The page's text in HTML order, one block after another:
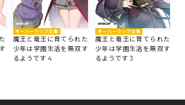
オーバーラップ文庫
魔王と竜王に育てられた
少年は学園生活を無双す
るようです 4
オーバーラップ文庫
魔王と竜王に育てられた
少年は学園生活を無双す
るようです 3